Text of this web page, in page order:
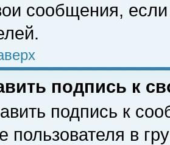
сообщения,
подпись к
подпись к
пользователя в